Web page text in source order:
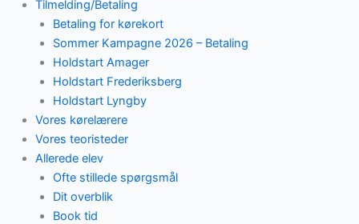
Tilmelding/Betaling
Betaling for kørekort
Sommer Kampagne 2026 – Betaling
Holdstart Amager
Holdstart Frederiksberg
Holdstart Lyngby
Vores kørelærere
Vores teoristeder
Allerede elev
Ofte stillede spørgsmål
Dit overblik
Book tid